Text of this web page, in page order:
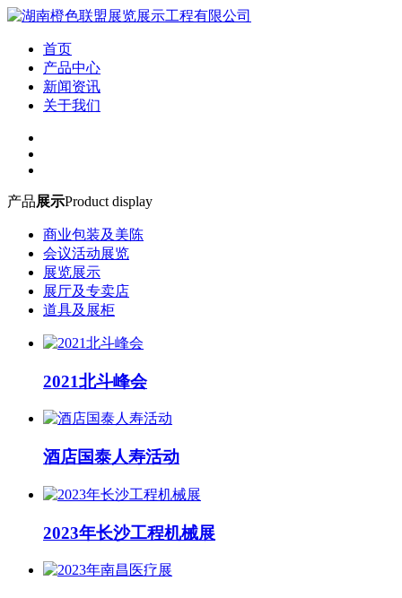
首页
产品中心
新闻资讯
关于我们
产品展示Product display
商业包装及美陈
会议活动展览
展览展示
展厅及专卖店
道具及展柜
2021北斗峰会
酒店国泰人寿活动
2023年长沙工程机械展